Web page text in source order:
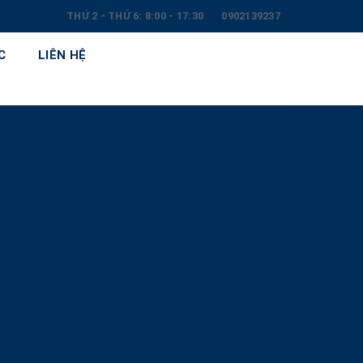
THỨ 2 - THỨ 6: 8:00 - 17:30 0902139237
LIÊN HỆ